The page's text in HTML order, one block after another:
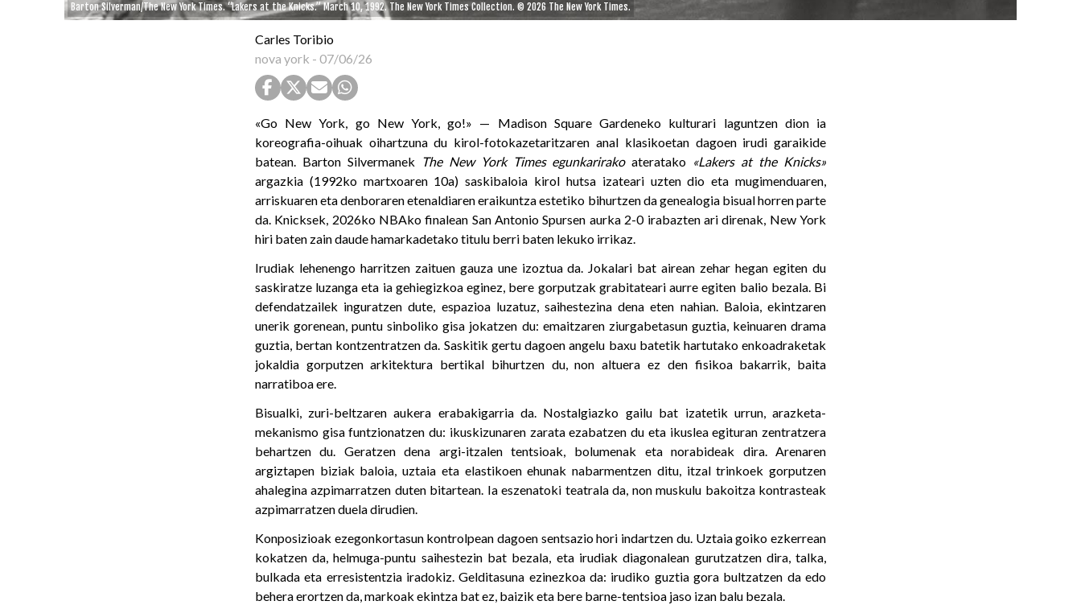
Barton Silverman/The New York Times. “Lakers at the Knicks.” March 10, 1992. The New York Times Collection. © 2026 The New York Times.
Carles Toribio
nova york - 07/06/26
«Go New York, go New York, go!» — Madison Square Gardeneko kulturari laguntzen dion ia
koreografia-oihuak oihartzuna du kirol-fotokazetaritzaren anal klasikoetan dagoen irudi garaikide
batean. Barton Silvermanek The New York Times egunkarirakoateratako «Lakers at the Knicks»
argazkia (1992ko martxoaren 10a) saskibaloia kirol hutsa izateari uzten dio eta mugimenduaren,
arriskuaren eta denboraren etenaldiaren eraikuntza estetiko bihurtzen da genealogia bisual horren parte
da. Knicksek, 2026ko NBAko finalean San Antonio Spursen aurka 2-0 irabazten ari direnak, New York
hiri baten zain daude hamarkadetako titulu berri baten lekuko irrikaz.
Irudiak lehenengo harritzen zaituen gauza une izoztua da. Jokalari bat airean zehar hegan egiten du
saskiratze luzanga eta ia gehiegizkoa eginez, bere gorputzak grabitateari aurre egiten balio bezala. Bi
defendatzailek inguratzen dute, espazioa luzatuz, saihestezina dena eten nahian. Baloia, ekintzaren
unerik gorenean, puntu sinboliko gisa jokatzen du: emaitzaren ziurgabetasun guztia, keinuaren drama
guztia, bertan kontzentratzen da. Saskitik gertu dagoen angelu baxu batetik hartutako enkoadraketak
jokaldia gorputzen arkitektura bertikal bihurtzen du, non altuera ez den fisikoa bakarrik, baita
narratiboa ere.
Bisualki, zuri-beltzaren aukera erabakigarria da. Nostalgiazko gailu bat izatetik urrun, arazketa-
mekanismo gisa funtzionatzen du: ikuskizunaren zarata ezabatzen du eta ikuslea egituran zentratzera
behartzen du. Geratzen dena argi-itzalen tentsioak, bolumenak eta norabideak dira. Arenaren
argiztapen biziak baloia, uztaia eta elastikoen ehunak nabarmentzen ditu, itzal trinkoek gorputzen
ahalegina azpimarratzen duten bitartean. Ia eszenatoki teatrala da, non muskulu bakoitza kontrasteak
azpimarratzen duela dirudien.
Konposizioak ezegonkortasun kontrolpean dagoen sentsazio hori indartzen du. Uztaia goiko ezkerrean
kokatzen da, helmuga-puntu saihestezin bat bezala, eta irudiak diagonalean gurutzatzen dira, talka,
bulkada eta erresistentzia iradokiz. Gelditasuna ezinezkoa da: irudiko guztia gora bultzatzen da edo
behera erortzen da, markoak ekintza bat ez, baizik eta bere barne-tentsioa jaso izan balu bezala.